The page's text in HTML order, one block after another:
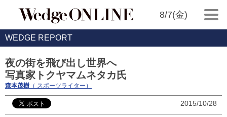
8/7(金)
WEDGE REPORT
夜の街を飛び出し世界へ
写真家トクヤマムネタカ氏
森本茂樹 （ スポーツライター）
2015/10/28